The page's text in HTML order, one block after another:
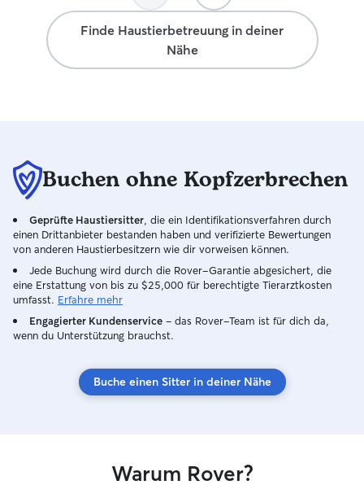
Finde Haustierbetreuung in deiner
Nähe
Buchen ohne Kopfzerbrechen
Geprüfte Haustiersitter , die ein Identifikationsverfahren durch
einen Drittanbieter bestanden haben und verifizierte Bewertungen
von anderen Haustierbesitzern wie dir vorweisen können.
Jede Buchung wird durch die Rover-Garantie abgesichert, die
eine Erstattung von bis zu $25,000 für berechtigte Tierarztkosten
umfasst. Erfahre mehr
Engagierter Kundenservice – das Rover-Team ist für dich da,
wenn du Unterstützung brauchst.
Buche einen Sitter in deiner Nähe
Warum Rover?